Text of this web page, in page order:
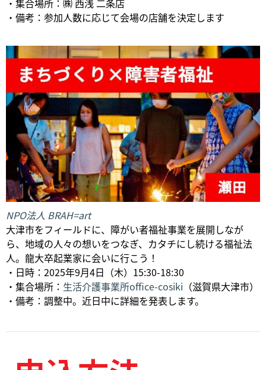
・集合場所：㈱ 西浅 二条店
・備考：参加人数に応じて会場の店舗を決定します
NPO法人 BRAH=art
大津市をフィールドに、障がい者福祉事業を展開しなが
ら、地域の人々の想いをつなぎ、カタチにし続ける福祉法
人。龍大卒起業家に会いに行こう！
・日時：2025年9月4日（木）15:30-18:30
・集合場所： 生活介護事業所office-cosiki （滋賀県大津市）
・備考：調整中。近日中に詳細を発表します。